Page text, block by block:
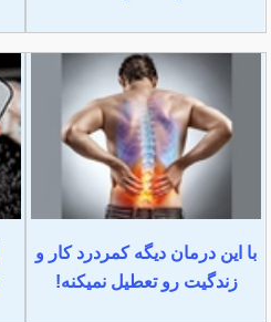
با این درمان دیگه کمردرد کار و
زندگیت رو تعطیل نمیکنه!